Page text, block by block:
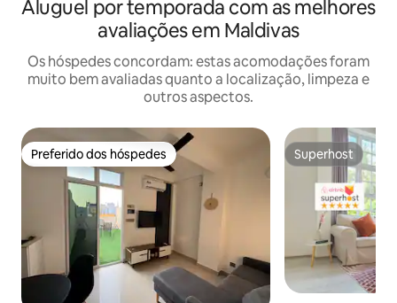
Aluguel por temporada com as melhores
avaliações em Maldivas
Os hóspedes concordam: estas acomodações foram
muito bem avaliadas quanto a localização, limpeza e
outros aspectos.
Preferido dos hóspedes
Preferido dos hóspedes Superhost
Superhost